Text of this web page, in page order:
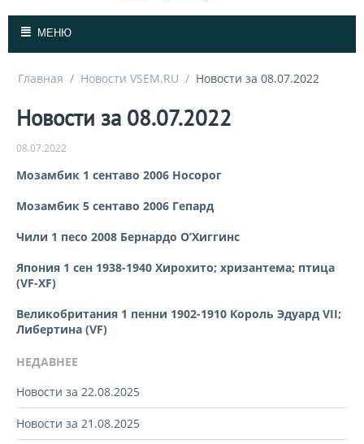
МЕНЮ
Главная / Новости VSEM.RU / Новости за 08.07.2022
Новости за 08.07.2022
08.07.2022
Мозамбик 1 сентаво 2006 Носорог
Мозамбик 5 сентаво 2006 Гепард
Чили 1 песо 2008 Бернардо О’Хиггинс
Япония 1 сен 1938-1940 Хирохито; хризантема; птица
(VF-XF)
Великобритания 1 пенни 1902-1910 Король Эдуард VII;
Либертина (VF)
НЕДАВНЕЕ
Новости за 22.08.2025
Новости за 21.08.2025